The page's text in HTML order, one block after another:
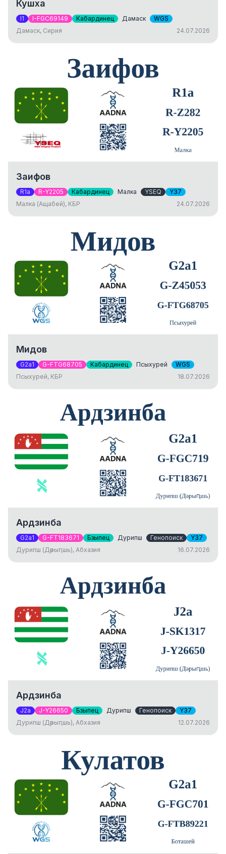
Кушха
I1 I-FGC69149 Кабардинец Дамаск
WGS
Дамаск, Сирия
24.07.2026
Заифов
R1a R-Y2205 Кабардинец Малка YSEQ
Y37
Малка (Ащабей), КБР
24.07.2026
Мидов
G2a1 G-FTG68705 Кабардинец Псыхурей
WGS
Псыхурей, КБР
18.07.2026
Ардзинба
G2a1 G-FT183671 Бзыпец Дурипш Генопоиск
Y37
Дурипш (Дәрыԥшь), Абхазия
16.07.2026
Ардзинба
J2a J-Y26650 Бзыпец Дурипш Генопоиск
Y37
Дурипш (Дәрыԥшь), Абхазия
12.07.2026